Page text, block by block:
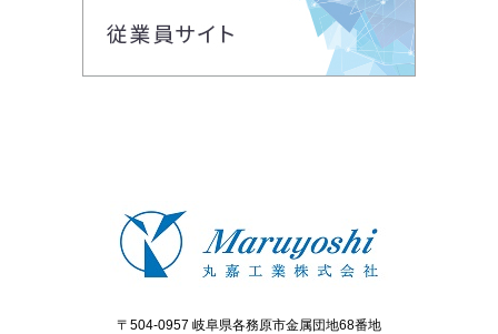
〒504-0957 岐阜県各務原市金属団地68番地